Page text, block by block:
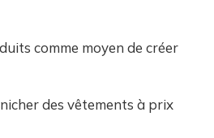
comme moyen de créer
des vêtements à prix